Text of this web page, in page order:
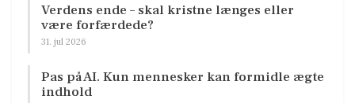
Verdens ende – skal kristne længes eller
være forfærdede?
31. jul 2026
Pas på AI. Kun mennesker kan formidle ægte
indhold